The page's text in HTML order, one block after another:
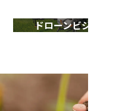
ドローンビジネス